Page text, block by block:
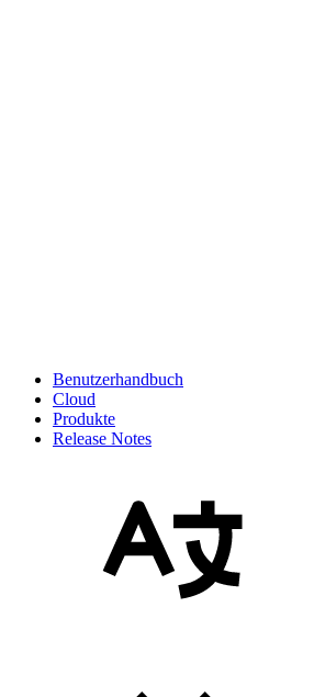
Benutzerhandbuch
Cloud
Produkte
Release Notes